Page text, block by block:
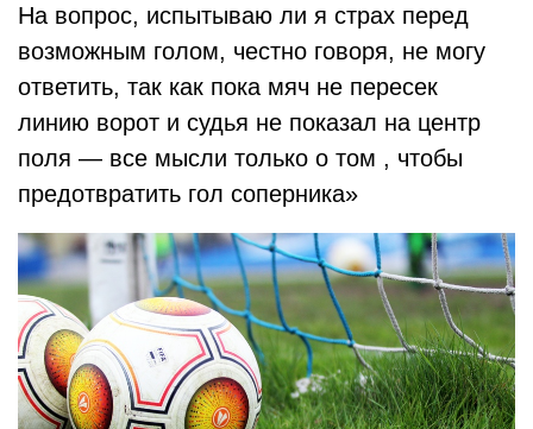
На вопрос, испытываю ли я страх перед
возможным голом, честно говоря, не могу
ответить, так как пока мяч не пересек
линию ворот и судья не показал на центр
поля — все мысли только о том , чтобы
предотвратить гол соперника»